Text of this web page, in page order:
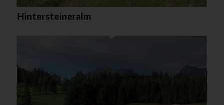
Hintersteineralm